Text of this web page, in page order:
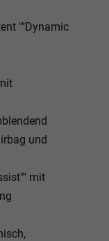
""Dynamic
und
mit